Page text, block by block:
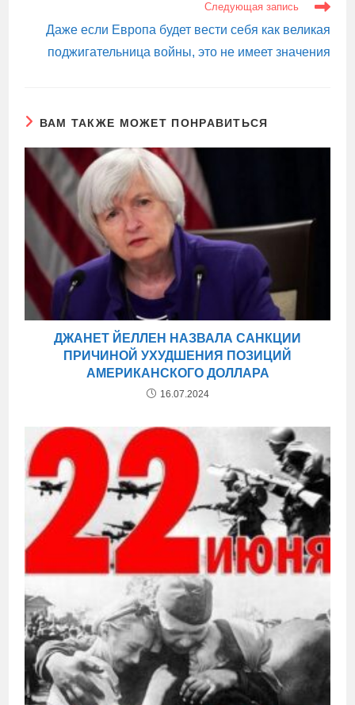
Следующая запись
Даже если Европа будет вести себя как великая
поджигательница войны, это не имеет значения
ВАМ ТАКЖЕ МОЖЕТ ПОНРАВИТЬСЯ
ДЖАНЕТ ЙЕЛЛЕН НАЗВАЛА САНКЦИИ
ПРИЧИНОЙ УХУДШЕНИЯ ПОЗИЦИЙ
АМЕРИКАНСКОГО ДОЛЛАРА
16.07.2024